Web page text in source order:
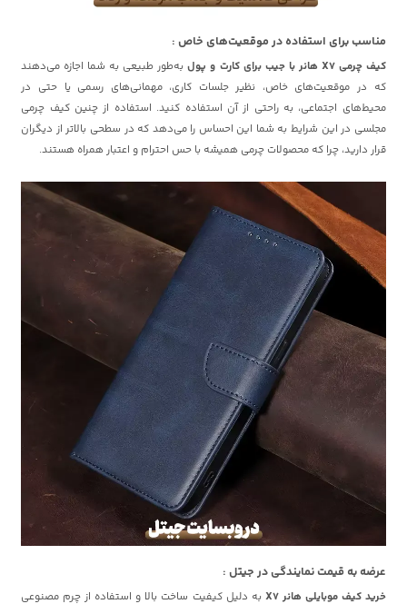
مناسب برای استفاده در موقعیت‌های خاص :
کیف چرمی X7 هانر با جیب برای کارت و پول
به‌طور طبیعی به شما اجازه می‌دهند
که در موقعیت‌های خاص، نظیر جلسات کاری، مهمانی‌های رسمی یا حتی در
محیط‌های اجتماعی، به راحتی از آن استفاده کنید. استفاده از چنین کیف چرمی
مجلسی در این شرایط به شما این احساس را می‌دهد که در سطحی بالاتر از دیگران
قرار دارید، چرا که محصولات چرمی همیشه با حس احترام و اعتبار همراه هستند.
عرضه به قیمت نمایندگی در جیتل :
خرید کیف موبایلی هانر X7
به دلیل کیفیت ساخت بالا و استفاده از چرم مصنوعی